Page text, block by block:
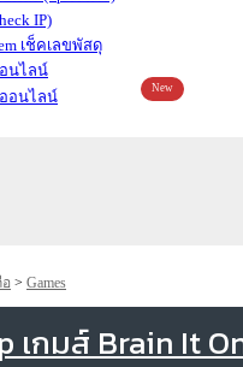
IP)
เช็คเลขพัสดุ
นไลน์
อนไลน์
New
> Games
เกมส์ Brain It